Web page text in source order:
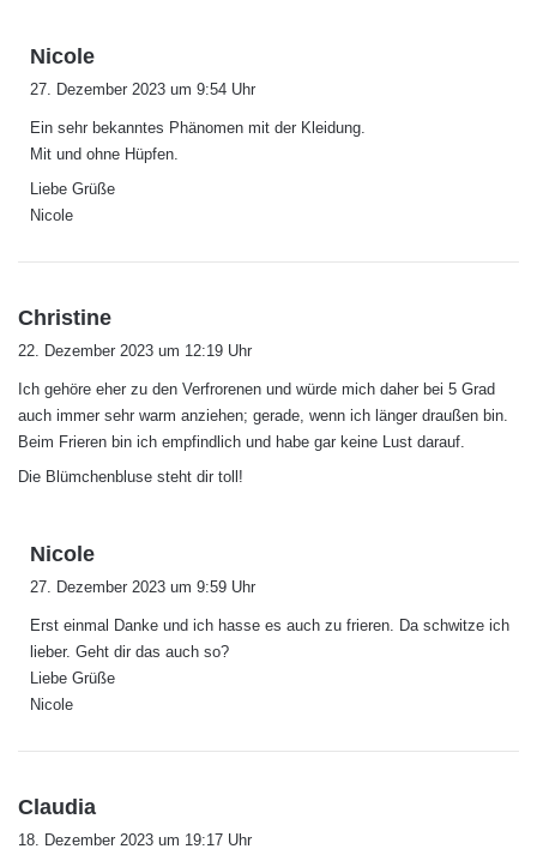
Nicole
t
:
27. Dezember 2023 um 9:54 Uhr
Ein sehr bekanntes Phänomen mit der Kleidung.
Mit und ohne Hüpfen.
Liebe Grüße
Nicole
Christine
t
:
22. Dezember 2023 um 12:19 Uhr
Ich gehöre eher zu den Verfrorenen und würde mich daher bei 5 Grad
auch immer sehr warm anziehen; gerade, wenn ich länger draußen bin.
Beim Frieren bin ich empfindlich und habe gar keine Lust darauf.
Die Blümchenbluse steht dir toll!
Nicole
t
:
27. Dezember 2023 um 9:59 Uhr
Erst einmal Danke und ich hasse es auch zu frieren. Da schwitze ich
lieber. Geht dir das auch so?
Liebe Grüße
Nicole
Claudia
18. Dezember 2023 um 19:17 Uhr